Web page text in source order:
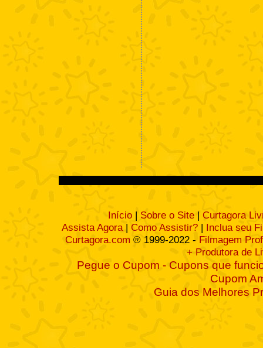
Início | Sobre o Site | Curtagora
Assista Agora| Como Assistir? | Inclua seu
Curtagora.com ® 1999-2022 - Filmagem
+ Produtora de
Pegue o Cupom - Cupons que
Cupom
Guia dos Melhores